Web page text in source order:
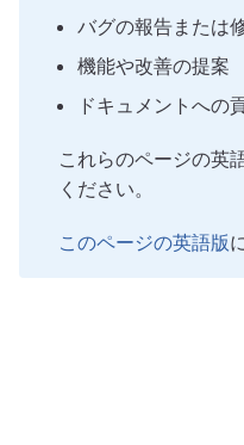
バグの報告または
機能や改善の提案
ドキュメントへの
これらのページの英
ください。
このページの英語版